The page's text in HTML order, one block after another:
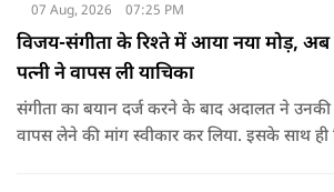
07 Aug, 2026 07:25 PM
विजय-संगीता के रिश्ते में आया नया मोड़, अब
पत्नी ने वापस ली याचिका
संगीता का बयान दर्ज करने के बाद अदालत ने
वापस लेने की मांग स्वीकार कर लिया. इसके साथ